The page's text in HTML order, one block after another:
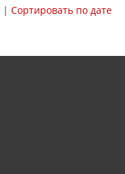
| Сортировать по дате